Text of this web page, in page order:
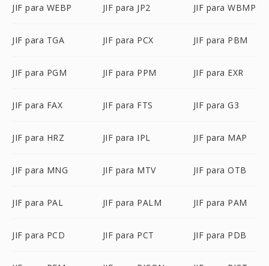
JIF para WEBP JIF para JP2 JIF para WBMP
JIF para TGA JIF para PCX JIF para PBM
JIF para PGM JIF para PPM JIF para EXR
JIF para FAX JIF para FTS JIF para G3
JIF para HRZ JIF para IPL JIF para MAP
JIF para MNG JIF para MTV JIF para OTB
JIF para PAL JIF para PALM JIF para PAM
JIF para PCD JIF para PCT JIF para PDB